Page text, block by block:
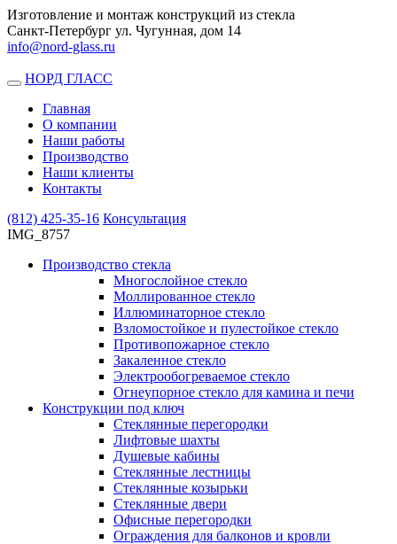
Изготовление и монтаж конструкций из стекла
Санкт-Петербург ул. Чугунная, дом 14
info@nord-glass.ru
Toggle
navigation
НОРД ГЛАСС
Главная
О компании
Наши работы
Производство
Наши клиенты
Контакты
(812) 425-35-16 Консультация
IMG_8757
Производство стекла
Многослойное стекло
Моллированное стекло
Иллюминаторное стекло
Взломостойкое и пулестойкое стекло
Противопожарное стекло
Закаленное стекло
Электрообогреваемое стекло
Огнеупорное стекло для камина и печи
Конструкции под ключ
Стеклянные перегородки
Лифтовые шахты
Душевые кабины
Cтеклянные лестницы
Cтеклянные козырьки
Cтеклянные двери
Офисные перегородки
Ограждения для балконов и кровли